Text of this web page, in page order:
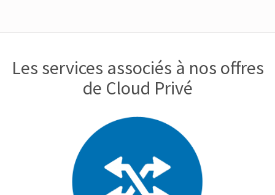
Les services associés à nos offres
de Cloud Privé